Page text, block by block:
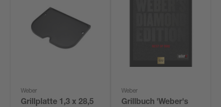
Weber
Grillplatte 1,3 x 28,5
Weber
Grillbuch 'Weber's